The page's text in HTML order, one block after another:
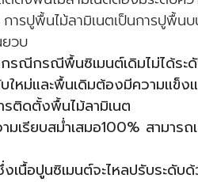
ารปูพื้นไม้ลามิเนตเป็นการปูพื้น
วบ
รณีกรณีพื้นซิเมนต์เดิมไม่ได้ระ
ใหม่และพื้นเดิมต้องมีความแข็ง
ติดตั้งพื้นไม้ลามิเนต
เรียบสม่ำเสมอ100% สามารถ
นื้อปูนซิเมนต์จะไหลปรับระดับ